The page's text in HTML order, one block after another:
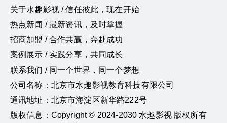
关于水趣影视 / 信任彼此，现在开始
热点新闻 / 最新资讯，及时掌握
招商加盟 / 合作共赢，奔赴成功
案例展示 / 实践分享，共同成长
联系我们 / 同一个世界，同一个梦想
公司名称：北京市水趣影视教育科技有限公司
通讯地址：北京市海淀区新华路222号
版权信息：Copyright © 2024-2030 水趣影视 版权所有